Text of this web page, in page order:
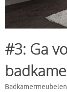
#3: Ga